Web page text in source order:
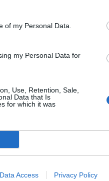
of my Personal Data.
my Personal Data for
Use, Retention, Sale,
Data that Is
for which it was
Data Access Privacy Policy
odpolitycznić zarządy
niepartyjnymi ekspertami.